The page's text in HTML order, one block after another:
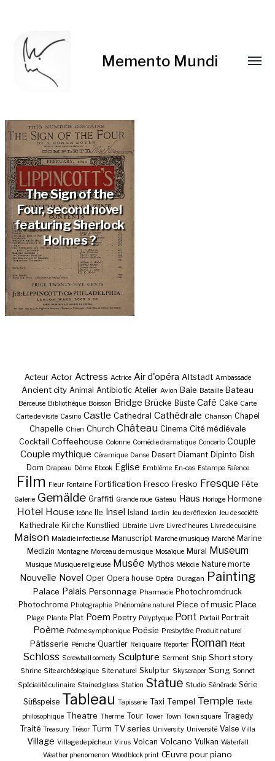
Memento Mundi
The Sign of the
Four, second novel
featuring Sherlock
Holmes ?
Acteur Actor Actress Actrice Air d'opéra Altstadt Ambassade
Ancient city Animal Antibiotic Atelier Avion Baie Bataille Bateau
Berceuse Bibliothèque Boisson Bridge Brücke Büste Café Cake Carte
Carte de visite Casino Castle Cathedral Cathédrale Chanson Chapel
Chapelle Chien Church Château Cinema Cité médiévale
Cocktail Coffeehouse Colonne Comédie dramatique Concerto Couple
Couple mythique Céramique Danse Desert Diamant Dipinto Dish
Dom Drapeau Dôme Ebook Eglise Emblème En-cas Estampe Faïence
Film Fleur Fontaine Fortification Fresco Fresko Fresque Fête
Galerie Gemälde Graffiti Grande roue Gâteau Haus Horloge Hormone
Hotel House Icône Ile Insel Island Jardin Jeu de réflexion Jeu de société
Kathedrale Kirche Kunstlied Librairie Livre Livre d'heures Livre de cuisine
Maison Maladie infectieuse Manuscript Marche (musique) Marché Marine
Medizin Montagne Morceau de musique Mosaïque Mural Museum
Musique Musique religieuse Musée Mythos Mélodie Nature morte
Nouvelle Novel Oper Opera house Opéra Ouragan Painting
Palace Palais Personnage Pharmacie Photochromdruck
Photochrome Photographie Phénomène naturel Piece of music Place
Plage Plante Plat Poem Poetry Polyptyque Pont Portail Portrait
Poème Poème symphonique Poésie Presbytère Produit naturel
Pâtisserie Péniche Quartier Reliquaire Reporter Roman Récit
Schloss Screwball oomedy Sculpture Serment Ship Short story
Shrine Site archéologique Site naturel Skulptur Skyscraper Song Sonnet
Spécialité culinaire Stained glass Station Statue Studio Sénérade Série
Süßspeise Tableau Tapisserie Taxi Tempel Temple Texte
philosophique Theatre Therme Tour Tower Town Town square Tragedy
Traité Treasury Trésor Turm TV series University Université Valse Villa
Village Village de pêcheur Virus Volcan Volcano Vulkan Waterfall
Weather phenomenon Woodblock print Œuvre pour piano